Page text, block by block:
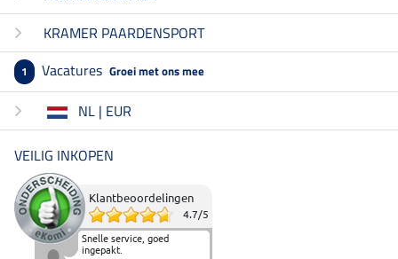
KRAMER PAARDENSPORT
1 Vacatures Groei met ons mee
NL | EUR
VEILIG INKOPEN
Klantbeoordelingen
4.7/5
Snelle service, goed
ingepakt.